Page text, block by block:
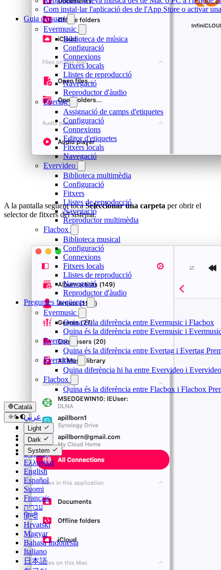
Com instal·lar l'aplicació des de l'App Store o activar
Guia d'usuari
Evermusic
Biblioteca de música
Configuració
Connexions
Fitxers locals
Llistes de reproducció
Navegació
Reproductor d'àudio
Evertag
Assignació de camps d'etiquetes
Configuració
Connexions
Editor d'etiquetes
Fitxers locals
Navegació
Evervideo
Biblioteca multimèdia
Configuració
Fitxers
Llistes de reproducció
Navegació
Reproductor multimèdia
Flacbox
Biblioteca musical
Configuració
Connexions
Fitxers locals
Llistes de reproducció
Navegació
Reproductor d'àudio
Preguntes freqüents
Evermusic
Quina és la diferència entre Evermusic i Flacbox
Quina és la diferència entre Evermusic i
Evertag
Quina és la diferència entre Evertag i Evertag
Evervideo
Quina diferència hi ha entre Evervideo i
Flacbox
Quina és la diferència entre Flacbox i Flacbox
Català
عربي
Català
Čeština
Dansk
Deutsch
Ελληνικά
English
Español
Suomi
Français
עברית
हिन्दी
Hrvatski
Magyar
Bahasa Indonesia
Italiano
日本語
Light
Dark
System
A la pantalla següent tocaSeleccionar una carpeta per obrir el
selector de fitxers del sistema.